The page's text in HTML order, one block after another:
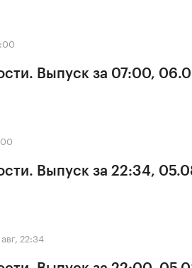
Выпуск за 07:00,
Выпуск за 22:34,
22:34